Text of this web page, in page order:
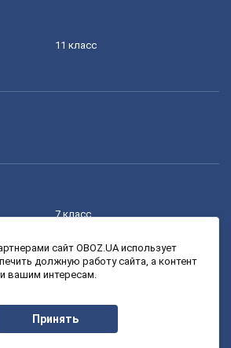
11 класс
7 класс
9 класс
сайт OBOZ.UA использует
должную работу сайта, а контент
вашим интересам.
Принять